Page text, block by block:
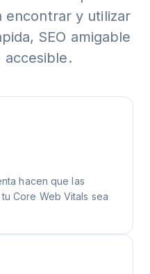
encontrar y utilizar
SEO amigable
hacen que las
Core Web Vitals sea